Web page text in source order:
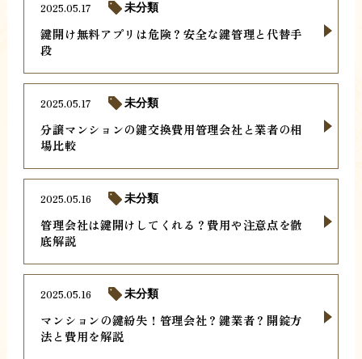
鍵開け無料アプリは危険？安全な鍵管理と代替手
段
2025.05.17 未分類
分譲マンションの鍵交換費用管理会社と業者の相
場比較
2025.05.17 未分類
管理会社は鍵開けしてくれる？費用や注意点を徹
底解説
2025.05.16 未分類
マンションの鍵紛失！管理会社？鍵業者？開錠方
法と費用を解説
2025.05.16 未分類